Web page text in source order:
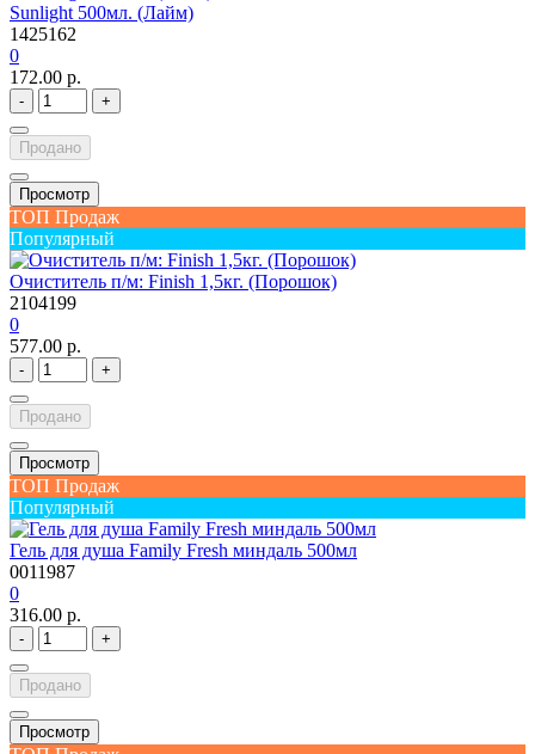
Sunlight 500мл. (Лайм)
1425162
0
172.00 р.
- +
Продано
Просмотр
ТОП Продаж
Популярный
Очиститель п/м: Finish 1,5кг. (Порошок)
2104199
0
577.00 р.
- +
Продано
Просмотр
ТОП Продаж
Популярный
Гель для душа Family Fresh миндаль 500мл
0011987
0
316.00 р.
- +
Продано
Просмотр